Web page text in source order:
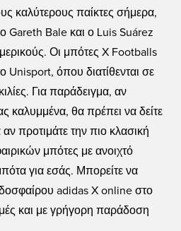
καλύτερους παίκτες σήμερα,
Gareth Bale και ο Luis Suárez
Οι μπότες X Footballs
Unisport, όπου διατίθενται σε
Για παράδειγμα, αν
καλυμμένα, θα πρέπει να δείτε
προτιμάτε την πιο κλασική
μπότες με ανοιχτό
για εσάς. Μπορείτε να
adidas X online στο
και με γρήγορη παράδοση